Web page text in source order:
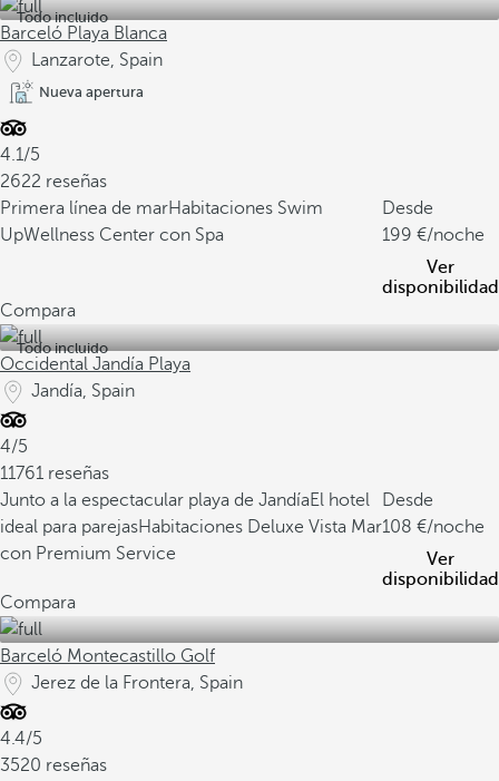
Todo incluido
Barceló Playa Blanca
Lanzarote, Spain
Nueva apertura
4.1/5
2622 reseñas
Primera línea de marHabitaciones Swim
UpWellness Center con Spa
Desde
199
/noche
Ver
disponibilidad
Compara
Todo incluido
Occidental Jandía Playa
Jandía, Spain
4/5
11761 reseñas
Junto a la espectacular playa de JandíaEl hotel
ideal para parejasHabitaciones Deluxe Vista Mar
con Premium Service
Desde
108
/noche
Ver
disponibilidad
Compara
Barceló Montecastillo Golf
Jerez de la Frontera, Spain
4.4/5
3520 reseñas